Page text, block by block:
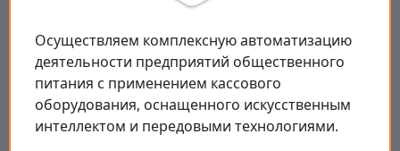
Осуществляем комплексную автоматизацию
деятельности предприятий общественного
питания с применением кассового
оборудования, оснащенного искусственным
интеллектом и передовыми технологиями.